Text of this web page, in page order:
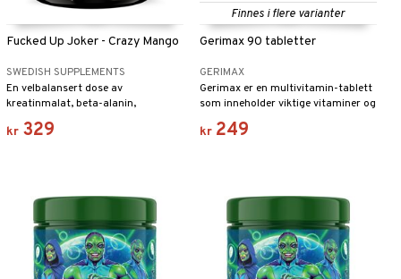
Fucked Up Joker - Crazy Mango
SWEDISH SUPPLEMENTS
En velbalansert dose av
kreatinmalat, beta-alanin,
adaptogener og oppkvikkende samt
fokuseringsøkende stoffer.
kr 329
Finnes i flere varianter
Gerimax 90 tabletter
GERIMAX
Gerimax er en multivitamin-tablett
som inneholder viktige vitaminer og
mineraler samt ginseng.
kr 249